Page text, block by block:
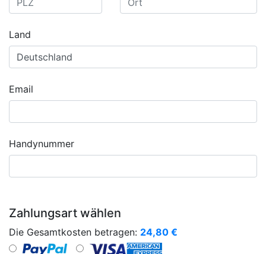
Land
Email
Handynummer
Zahlungsart wählen
Die Gesamtkosten betragen: 24,80 €